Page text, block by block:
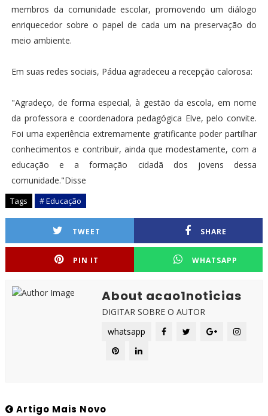
membros da comunidade escolar, promovendo um diálogo
enriquecedor sobre o papel de cada um na preservação do
meio ambiente.
Em suas redes sociais, Pádua agradeceu a recepção calorosa:
"Agradeço, de forma especial, à gestão da escola, em nome
da professora e coordenadora pedagógica Elve, pelo convite.
Foi uma experiência extremamente gratificante poder partilhar
conhecimentos e contribuir, ainda que modestamente, com a
educação e a formação cidadã dos jovens dessa
comunidade."Disse
Tags # Educação
TWEET SHARE
PIN IT WHATSAPP
About acao1noticias
DIGITAR SOBRE O AUTOR
whatsapp
Artigo Mais Novo